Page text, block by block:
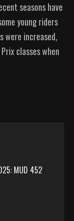
seasons have
young riders
were increased,
classes when
MUD 452